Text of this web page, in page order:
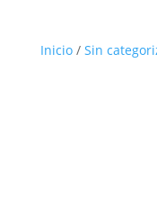
Inicio/ Sin